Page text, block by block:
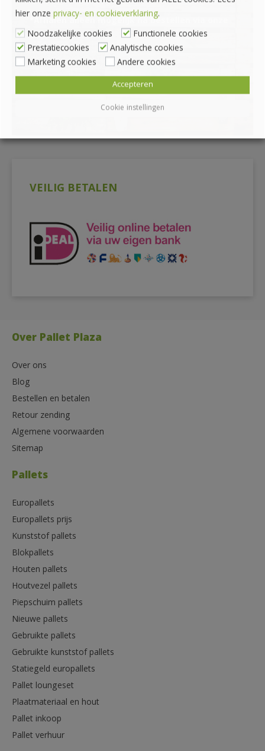
*Afhalen alleen mogelijk na bestellen via onze
webshop
VEILIG BETALEN
Over Pallet Plaza
Over ons
Blog
Bestellen en betalen
Retour zending
Algemene voorwaarden
Sitemap
Pallets
Europallets
Europallets prijs
Kunststof pallets
Blokpallets
Houten pallets
Houtvezel pallets
Piepschuim pallets
Nieuwe pallets
Gebruikte pallets
Gebruikte kunststof pallets
Statiegeld europallets
Pallet loungeset
Plaatmateriaal en hout
Pallet inkoop
Pallet verhuur
hier onze privacy- en cookieverklaring.
Noodzakelijke cookies
Functionele cookies
Prestatiecookies
Analytische cookies
Marketing cookies
Andere cookies
Cookie instellingen
Accepteren